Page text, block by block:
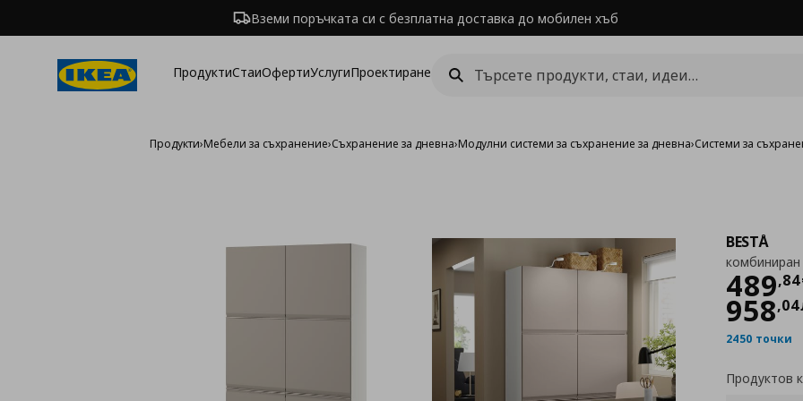
Вземи поръчката си с безплатна доставка до мобилен хъб
ПродуктиСтаиОфертиУслугиПроектиране
Продукти›Мебели за съхранение›Съхранение за дневна›Модулни системи за съхранение за дневна›Системи за
BESTÅ
комбиниран
489,84
958,04
2450 точки
Продуктов